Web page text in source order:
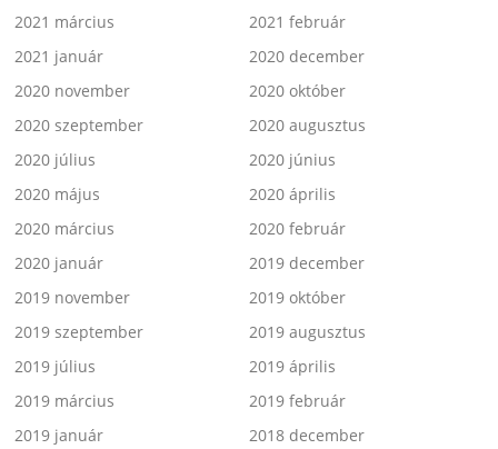
2021 március
2021 február
2021 január
2020 december
2020 november
2020 október
2020 szeptember
2020 augusztus
2020 július
2020 június
2020 május
2020 április
2020 március
2020 február
2020 január
2019 december
2019 november
2019 október
2019 szeptember
2019 augusztus
2019 július
2019 április
2019 március
2019 február
2019 január
2018 december